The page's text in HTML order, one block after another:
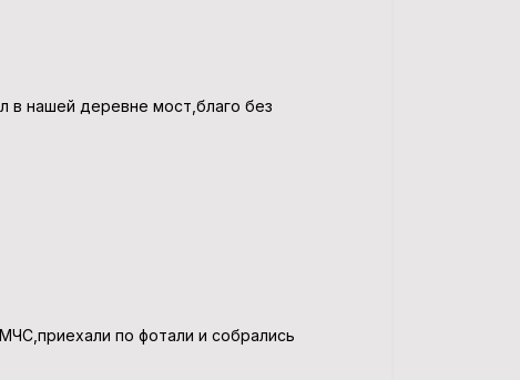
в нашей деревне мост,благо без
по фотали и собрались